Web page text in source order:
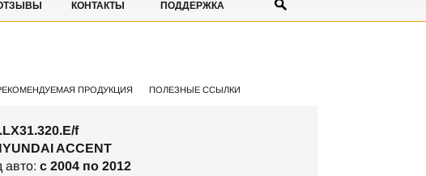
КОНТАКТЫ ПОДДЕРЖКА
ПРОДУКЦИЯ ПОЛЕЗНЫЕ ССЫЛКИ
f
ACCENT
авто: c 2004 по 2012